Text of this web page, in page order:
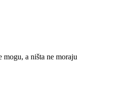
mogu, a ništa ne moraju